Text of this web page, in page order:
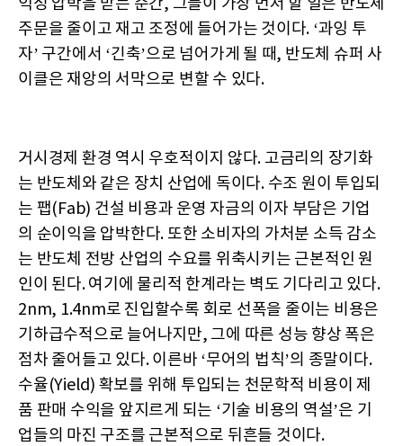
익성 압박을 받는 순간, 그들이 가장 먼저 할 일은 반도체
주문을 줄이고 재고 조정에 들어가는 것이다. ‘과잉 투
자’ 구간에서 ‘긴축’으로 넘어가게 될 때, 반도체 슈퍼 사
이클은 재앙의 서막으로 변할 수 있다.
거시경제 환경 역시 우호적이지 않다. 고금리의 장기화
는 반도체와 같은 장치 산업에 독이다. 수조 원이 투입되
는 팹(Fab) 건설 비용과 운영 자금의 이자 부담은 기업
의 순이익을 압박한다. 또한 소비자의 가처분 소득 감소
는 반도체 전방 산업의 수요를 위축시키는 근본적인 원
인이 된다. 여기에 물리적 한계라는 벽도 기다리고 있다.
2nm, 1.4nm로 진입할수록 회로 선폭을 줄이는 비용은
기하급수적으로 늘어나지만, 그에 따른 성능 향상 폭은
점차 줄어들고 있다. 이른바 ‘무어의 법칙’의 종말이다.
수율(Yield) 확보를 위해 투입되는 천문학적 비용이 제
품 판매 수익을 앞지르게 되는 ‘기술 비용의 역설’은 기
업들의 마진 구조를 근본적으로 뒤흔들 것이다.